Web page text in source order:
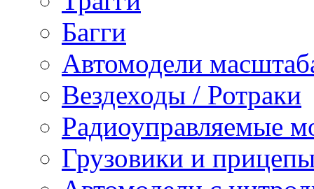
Багги
Автомодели
Вездеходы / Ротраки
Радиоуправляемые
Грузовики и